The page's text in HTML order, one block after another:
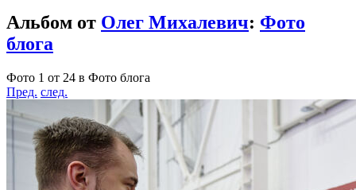
Альбом от Олег Михалевич: Фото
блога
Фото 1 от 24 в Фото блога
Пред. след.